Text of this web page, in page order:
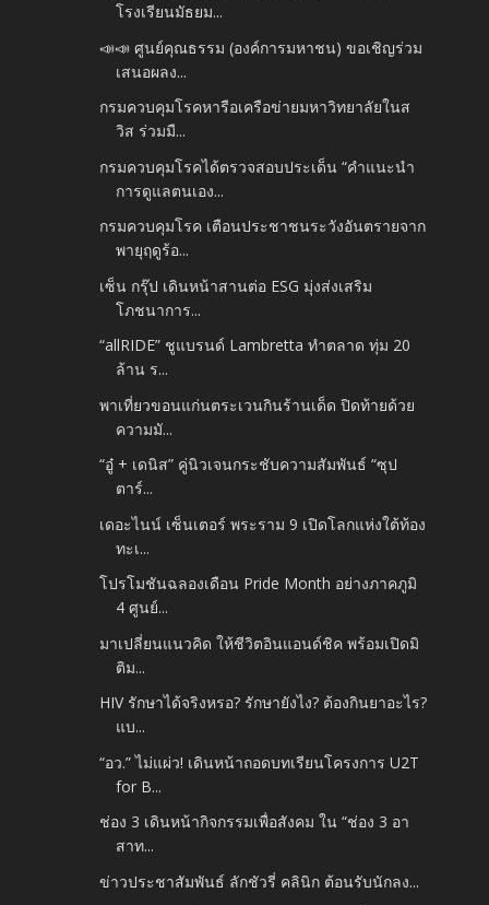
โรงเรียนมัธยม...
📣📣 ศูนย์คุณธรรม (องค์การมหาชน) ขอเชิญร่วม
เสนอผลง...
กรมควบคุมโรคหารือเครือข่ายมหาวิทยาลัยในส
วิส ร่วมมื...
กรมควบคุมโรคได้ตรวจสอบประเด็น “คำแนะนำ
การดูแลตนเอง...
กรมควบคุมโรค เตือนประชาชนระวังอันตรายจาก
พายุฤดูร้อ...
เซ็น กรุ๊ป เดินหน้าสานต่อ ESG มุ่งส่งเสริม
โภชนาการ...
“allRIDE” ชูแบรนด์ Lambretta ทำตลาด ทุ่ม 20
ล้าน ร...
พาเที่ยวขอนแก่นตระเวนกินร้านเด็ด ปิดท้ายด้วย
ความมั...
“อู๋ + เดนิส” คู่นิวเจนกระชับความสัมพันธ์ “ซุป
ตาร์...
เดอะไนน์ เซ็นเตอร์ พระราม 9 เปิดโลกแห่งใต้ท้อง
ทะเ...
โปรโมชันฉลองเดือน Pride Month อย่างภาคภูมิ
4 ศูนย์...
มาเปลี่ยนแนวคิด ให้ชีวิตอินแอนด์ชิค พร้อมเปิดมิ
ติม...
HIV รักษาได้จริงหรอ? รักษายังไง? ต้องกินยาอะไร?
แบ...
“อว.” ไม่แผ่ว! เดินหน้าถอดบทเรียนโครงการ U2T
for B...
ช่อง 3 เดินหน้ากิจกรรมเพื่อสังคม ใน “ช่อง 3 อา
สาท...
ข่าวประชาสัมพันธ์ ลักชัวรี่ คลินิก ต้อนรับนักลง...